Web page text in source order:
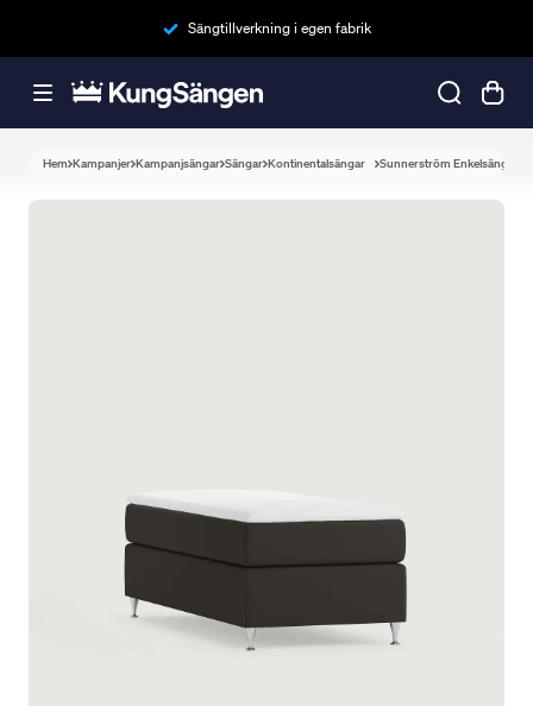
Sängtillverkning i egen fabrik
Hem Kampanjer Kampanjsängar Sängar Kontinentalsängar Sunnerström Enkelsäng